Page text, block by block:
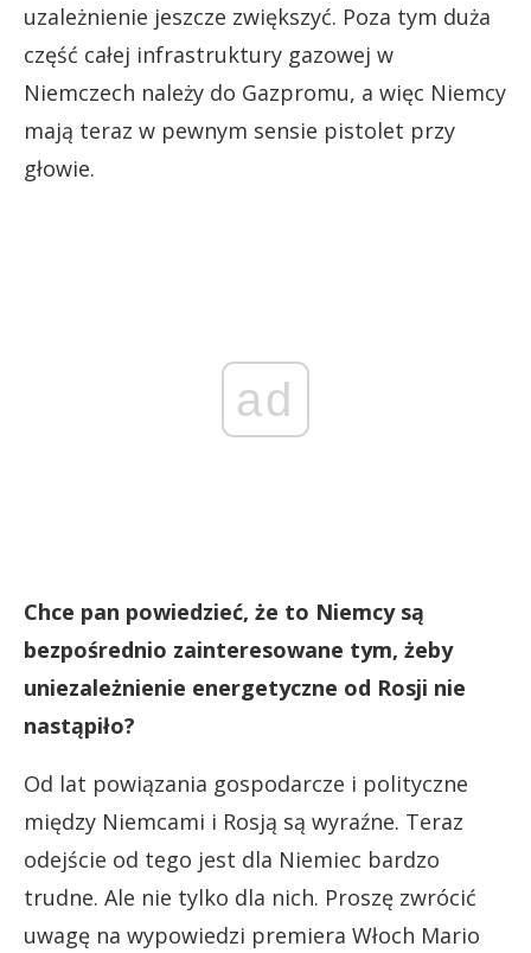
uzależnienie jeszcze zwiększyć. Poza tym duża
część całej infrastruktury gazowej w
Niemczech należy do Gazpromu, a więc Niemcy
mają teraz w pewnym sensie pistolet przy
głowie.
ad
Chce pan powiedzieć, że to Niemcy są
bezpośrednio zainteresowane tym, żeby
uniezależnienie energetyczne od Rosji nie
nastąpiło?
Od lat powiązania gospodarcze i polityczne
między Niemcami i Rosją są wyraźne. Teraz
odejście od tego jest dla Niemiec bardzo
trudne. Ale nie tylko dla nich. Proszę zwrócić
uwagę na wypowiedzi premiera Włoch Mario